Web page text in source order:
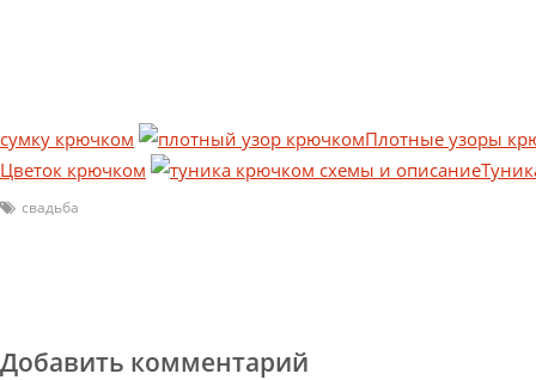
сумку крючком
Плотные узоры
Цветок крючком
свадьба
Добавить комментарий